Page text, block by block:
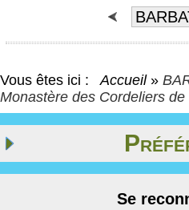
Vous êtes ici : Accueil »
Monastère des Cordeliers de
Se